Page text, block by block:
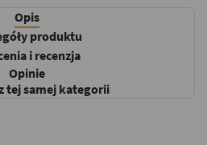
Opis
produktu
i recenzja
Opinie
tej samej kategorii